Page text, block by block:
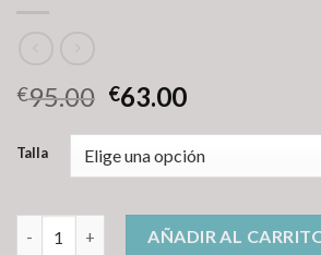
€95.00 €63.00
Talla
plumifero mango mujer cantidad
AÑADIR AL